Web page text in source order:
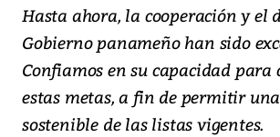
Hasta ahora, la cooperación y el
Gobierno panameño han sido
Confiamos en su capacidad para
estas metas, a fin de permitir
sostenible de las listas vigentes.